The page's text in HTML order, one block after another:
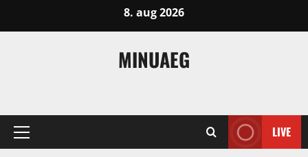
8. aug 2026
MINUAEG
Primary
LIVE